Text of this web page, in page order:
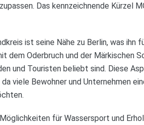
Das kennzeichnende Kürzel
ist seine Nähe zu Berlin, was ihn
dem Oderbruch und der Märkischen
und Touristen beliebt sind. Diese
viele Bewohner und Unternehmen
für Wassersport und